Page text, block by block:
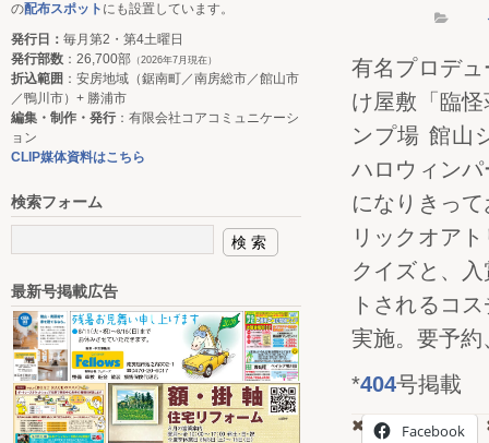
有名プロデ
け屋敷「臨
ンプ場 館山
ハロウィン
になりきっ
リックオア
クイズと、
トされるコ
実施。要予
*404号掲載
Facebook
の配布スポット にも設置しています。
発行日： 毎月第2・第4土曜日
発行部数 ：26,700部 （2026年7月現在）
折込範囲 ：安房地域（鋸南町／南房総市／館山市
／鴨川市）+ 勝浦市
編集・制作・発行：有限会社コアコミュニケーシ
ョン
CLIP媒体資料はこちら
検索フォーム
最新号掲載広告